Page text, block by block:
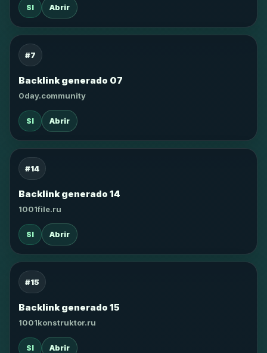
SI Abrir
#7
Backlink generado 07
0day.community
SI Abrir
#14
Backlink generado 14
1001file.ru
SI Abrir
#15
Backlink generado 15
1001konstruktor.ru
SI Abrir